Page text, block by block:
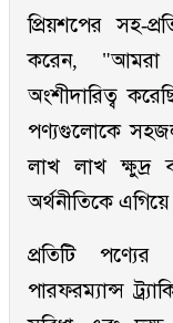
প্রিয়শপের সহ-
করেন, "আমরা
অংশীদারিত্ব
পণ্যগুলোকে
লাখ লাখ ক্ষুদ্র
অর্থনীতিকে এগিয়ে
প্রতিটি
পারফরম্যান্স